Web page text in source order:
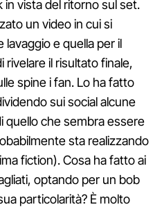
in vista del ritorno sul set.
un video in cui si
e quella per il
rivelare il risultato finale,
spine i fan. Lo ha fatto
sui social alcune
quello che sembra essere
sta realizzando
fiction). Cosa ha fatto ai
optando per un bob
particolarità? È molto